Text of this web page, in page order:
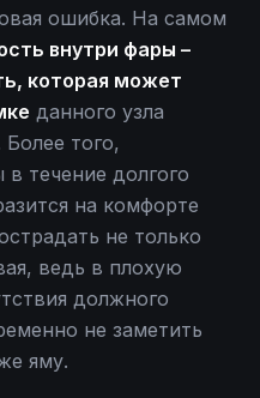
ошибка. На самом
внутри фары –
которая может
данного узла
того,
течение долгого
на комфорте
не только
ведь в плохую
должного
не заметить
яму.